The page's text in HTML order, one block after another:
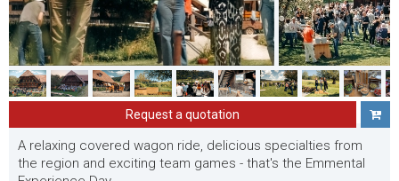
Request a quotation
A relaxing covered wagon ride, delicious specialties from
the region and exciting team games - that's the Emmental